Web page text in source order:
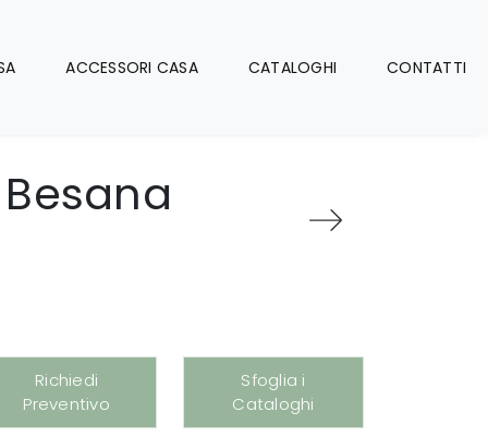
ACCESSORI CASA CATALOGHI CONTATTI
Richiedi
Preventivo
Sfoglia i
Cataloghi